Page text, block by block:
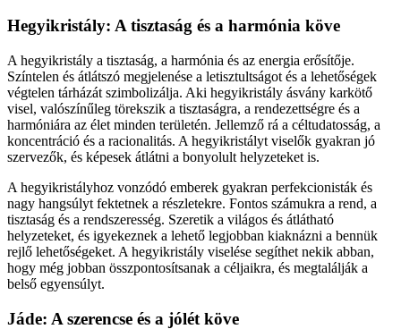
Hegyikristály: A tisztaság és a harmónia köve
A hegyikristály a tisztaság, a harmónia és az energia erősítője.
Színtelen és átlátszó megjelenése a letisztultságot és a lehetőségek
végtelen tárházát szimbolizálja. Aki hegyikristály ásvány karkötő
visel, valószínűleg törekszik a tisztaságra, a rendezettségre és a
harmóniára az élet minden területén. Jellemző rá a céltudatosság, a
koncentráció és a racionalitás. A hegyikristályt viselők gyakran jó
szervezők, és képesek átlátni a bonyolult helyzeteket is.
A hegyikristályhoz vonzódó emberek gyakran perfekcionisták és
nagy hangsúlyt fektetnek a részletekre. Fontos számukra a rend, a
tisztaság és a rendszeresség. Szeretik a világos és átlátható
helyzeteket, és igyekeznek a lehető legjobban kiaknázni a bennük
rejlő lehetőségeket. A hegyikristály viselése segíthet nekik abban,
hogy még jobban összpontosítsanak a céljaikra, és megtalálják a
belső egyensúlyt.
Jáde: A szerencse és a jólét köve